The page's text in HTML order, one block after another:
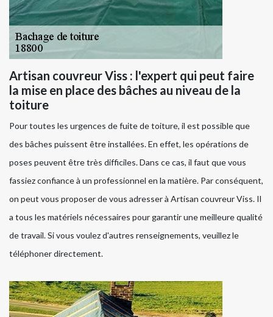
Artisan couvreur Viss : l'expert qui peut faire
la mise en place des bâches au niveau de la
toiture
Pour toutes les urgences de fuite de toiture, il est possible que
des bâches puissent être installées. En effet, les opérations de
poses peuvent être très difficiles. Dans ce cas, il faut que vous
fassiez confiance à un professionnel en la matière. Par conséquent,
on peut vous proposer de vous adresser à Artisan couvreur Viss. Il
a tous les matériels nécessaires pour garantir une meilleure qualité
de travail. Si vous voulez d'autres renseignements, veuillez le
téléphoner directement.